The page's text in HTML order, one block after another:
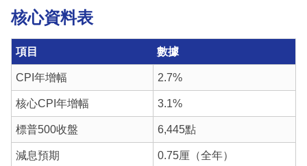
核心資料表
項目 數據
CPI年增幅 2.7%
核心CPI年增幅 3.1%
標普500收盤 6,445點
減息預期 0.75厘（全年）